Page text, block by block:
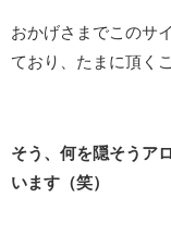
おかげさまでこのサ
ており、たまに頂く
そう、何を隠そうア
います（笑）